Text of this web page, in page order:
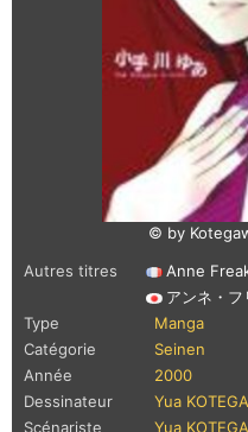
© by
Autres titres
Anne
アンネ・フ
Type
Manga
Catégorie
Seinen
Année
2000
Dessinateur
Yua
Scénariste
Yua